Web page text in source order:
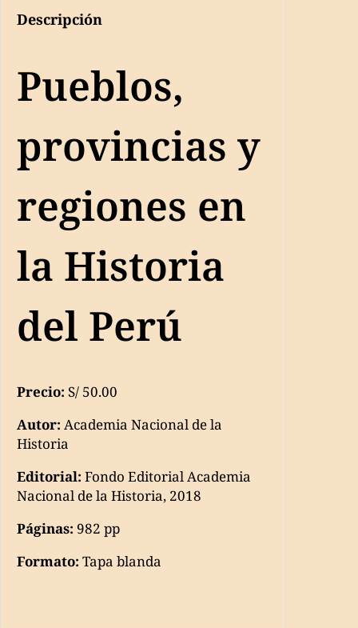
Descripción
Pueblos,
provincias y
regiones en
la Historia
del Perú
Precio: S/ 50.00
Autor: Academia Nacional de la
Historia
Editorial: Fondo Editorial Academia
Nacional de la Historia, 2018
Páginas: 982 pp
Formato: Tapa blanda